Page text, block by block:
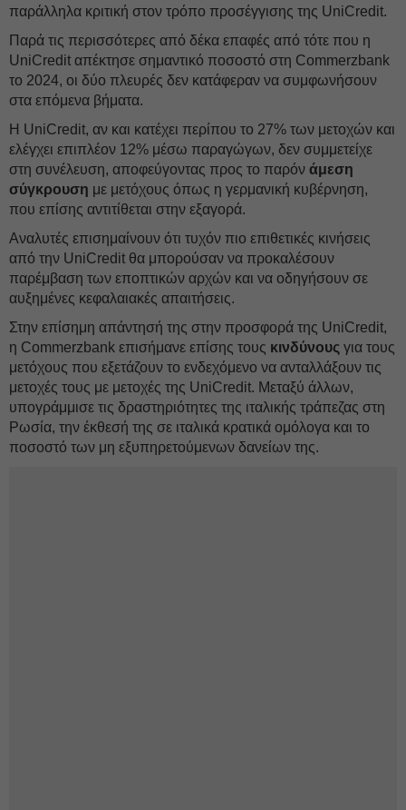
παράλληλα κριτική στον τρόπο προσέγγισης της UniCredit.
Παρά τις περισσότερες από δέκα επαφές από τότε που η
UniCredit απέκτησε σημαντικό ποσοστό στη Commerzbank
το 2024, οι δύο πλευρές δεν κατάφεραν να συμφωνήσουν
στα επόμενα βήματα.
Η UniCredit, αν και κατέχει περίπου το 27% των μετοχών και
ελέγχει επιπλέον 12% μέσω παραγώγων, δεν συμμετείχε
στη συνέλευση, αποφεύγοντας προς το παρόν άμεση
σύγκρουση με μετόχους όπως η γερμανική κυβέρνηση,
που επίσης αντιτίθεται στην εξαγορά.
Αναλυτές επισημαίνουν ότι τυχόν πιο επιθετικές κινήσεις
από την UniCredit θα μπορούσαν να προκαλέσουν
παρέμβαση των εποπτικών αρχών και να οδηγήσουν σε
αυξημένες κεφαλαιακές απαιτήσεις.
Στην επίσημη απάντησή της στην προσφορά της UniCredit,
η Commerzbank επισήμανε επίσης τους κινδύνους για τους
μετόχους που εξετάζουν το ενδεχόμενο να ανταλλάξουν τις
μετοχές τους με μετοχές της UniCredit. Μεταξύ άλλων,
υπογράμμισε τις δραστηριότητες της ιταλικής τράπεζας στη
Ρωσία, την έκθεσή της σε ιταλικά κρατικά ομόλογα και το
ποσοστό των μη εξυπηρετούμενων δανείων της.